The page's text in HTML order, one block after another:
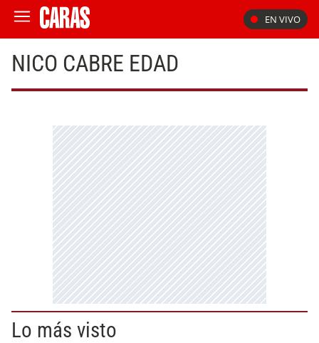
EN VIVO
NICO CABRE EDAD
Lo más visto